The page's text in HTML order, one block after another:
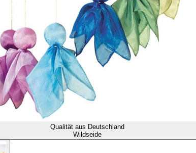
Qualität aus Deutschland
Wildseide